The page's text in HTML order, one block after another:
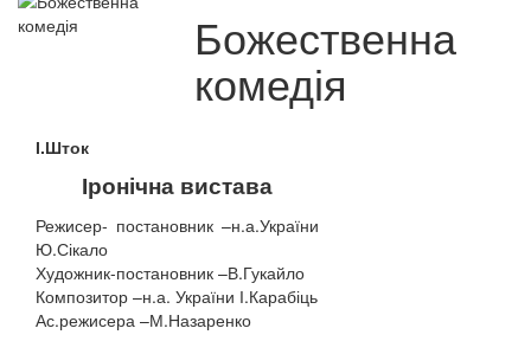
Божественна
комедія
І.Шток
Іронічна вистава
Режисер- постановник –н.а.України
Ю.Сікало
Художник-постановник –В.Гукайло
Композитор –н.а. України І.Карабіць
Ас.режисера –М.Назаренко